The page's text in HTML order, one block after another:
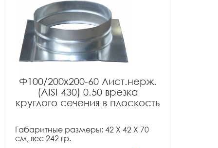
Ф100/200x200-60 Лист.нерж.
(AISI 430) 0.50 врезка
круглого сечения в плоскость
Габаритные размеры: 42 X 42 X 70
см, вес 242 гр.